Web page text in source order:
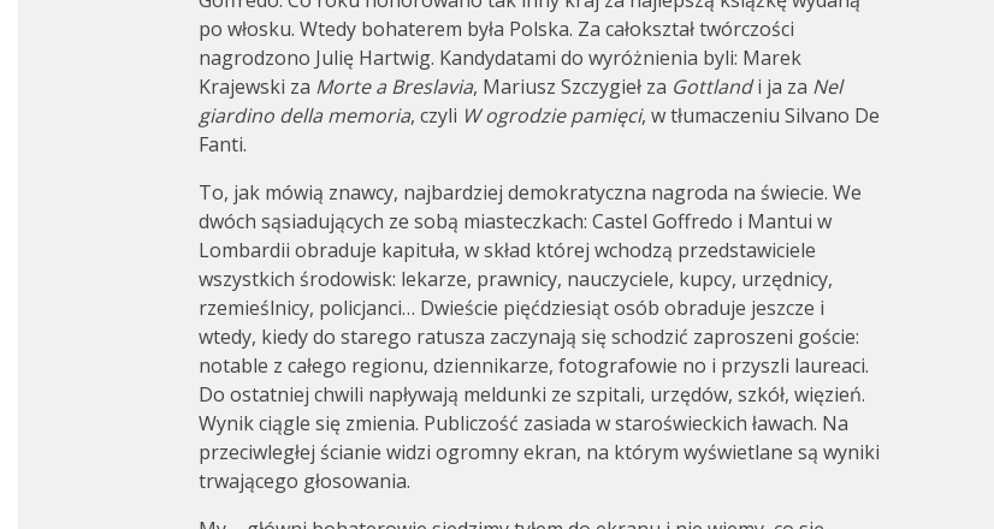
po włosku. Wtedy bohaterem była Polska. Za całokształ twórczości
nagrodzono Julię Hartwig. Kandydatami do wyróżnienia byli: Marek
Krajewski za Morte a Breslavia, Mariusz Szczygieł za Gottlandi ja za Nel
giardino della memoria, czyli W ogrodzie pamięci, w tłumaczeniu Silvano De
Fanti.
To, jak mówią znawcy, najbardziej demokratyczna nagroda na świecie. We
dwóch sąsiadujących ze sobą miasteczkach: Castel Goffredo i Mantui w
Lombardii obraduje kapituła, w skład której wchodzą przedstawiciele
wszystkich środowisk: lekarze, prawnicy, nauczyciele, kupcy, urzędnicy,
rzemieślnicy, policjanci… Dwieście pięćdziesiąt osób obraduje jeszcze i
wtedy, kiedy do starego ratusza zaczynają się schodzić zaproszeni goście:
notable z całego regionu, dziennikarze, fotografowie no i przyszli laureaci.
Do ostatniej chwili napływają meldunki ze szpitali, urzędów, szkół, więzień.
Wynik ciągle się zmienia. Publiczość zasiada w staroświeckich ławach. Na
przeciwległej ścianie widzi ogromny ekran, na którym wyświetlane są wyniki
trwającego głosowania.